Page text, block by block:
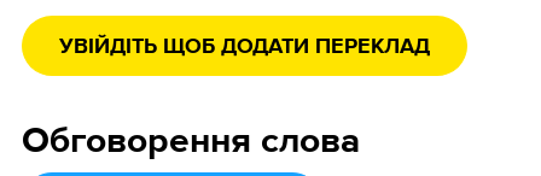
УВІЙДІТЬ ЩОБ ДОДАТИ ПЕРЕКЛАД
Обговорення слова